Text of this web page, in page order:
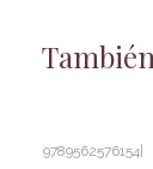
9789562576154